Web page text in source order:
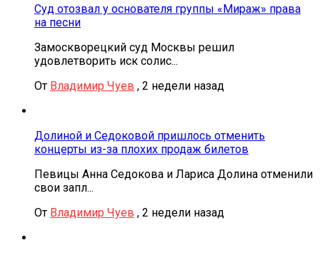
Суд отозвал у основателя группы «Мираж» права
на песни
Замоскворецкий суд Москвы решил
удовлетворить иск солис...
От Владимир Чуев , 2 недели назад
Долиной и Седоковой пришлось отменить
концерты из-за плохих продаж билетов
Певицы Анна Седокова и Лариса Долина отменили
свои запл...
От Владимир Чуев , 2 недели назад